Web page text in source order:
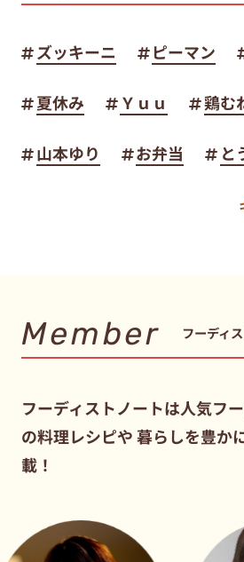
ズッキーニ ピーマン
夏休み Ｙｕｕ 鶏む
山本ゆり お弁当 と
Member フーディ
フーディストノートは人気フ
の料理レシピや暮らしを豊か
載！